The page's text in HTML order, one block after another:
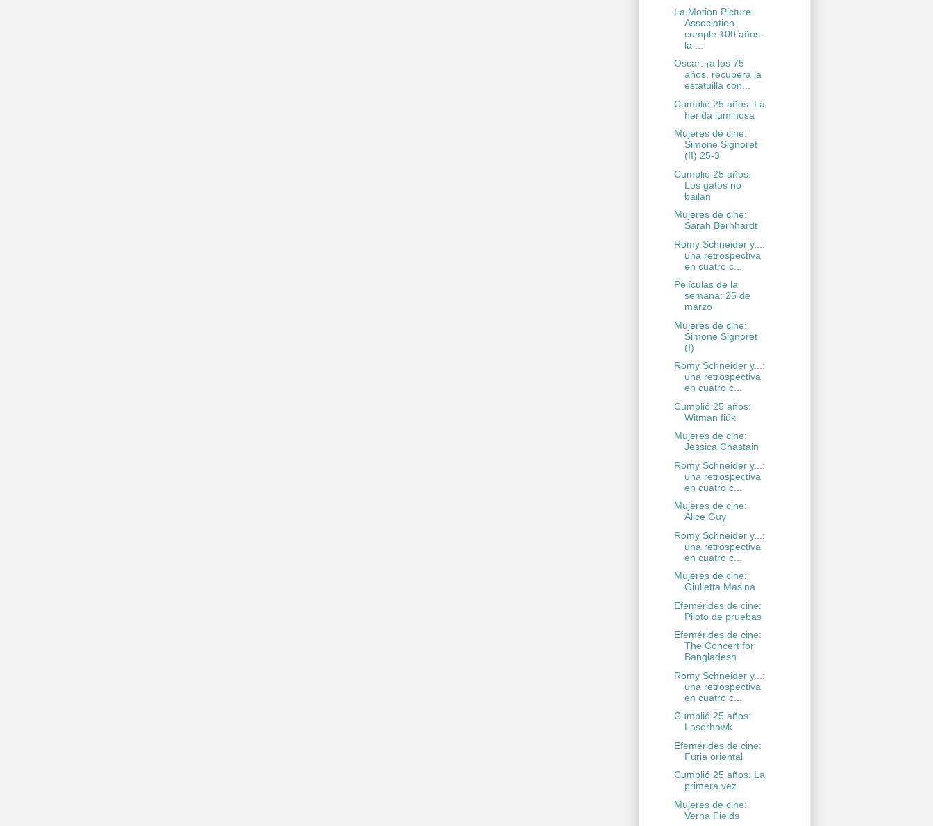
La Motion Picture
Association
cumple 100 años:
la ...
Oscar: ¡a los 75
años, recupera la
estatuilla con...
Cumplió 25 años: La
herida luminosa
Mujeres de cine:
Simone Signoret
(II) 25-3
Cumplió 25 años:
Los gatos no
bailan
Mujeres de cine:
Sarah Bernhardt
Romy Schneider y...:
una retrospectiva
en cuatro c...
Películas de la
semana: 25 de
marzo
Mujeres de cine:
Simone Signoret
(I)
Romy Schneider y...:
una retrospectiva
en cuatro c...
Cumplió 25 años:
Witman fiúk
Mujeres de cine:
Jessica Chastain
Romy Schneider y...:
una retrospectiva
en cuatro c...
Mujeres de cine:
Alice Guy
Romy Schneider y...:
una retrospectiva
en cuatro c...
Mujeres de cine:
Giulietta Masina
Efemérides de cine:
Piloto de pruebas
Efemérides de cine:
The Concert for
Bangladesh
Romy Schneider y...:
una retrospectiva
en cuatro c...
Cumplió 25 años:
Laserhawk
Efemérides de cine:
Furia oriental
Cumplió 25 años: La
primera vez
Mujeres de cine:
Verna Fields